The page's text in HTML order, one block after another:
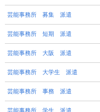
芸能事務所 募集 派遣
芸能事務所 短期 派遣
芸能事務所 大阪 派遣
芸能事務所 大学生 派遣
芸能事務所 事務 派遣